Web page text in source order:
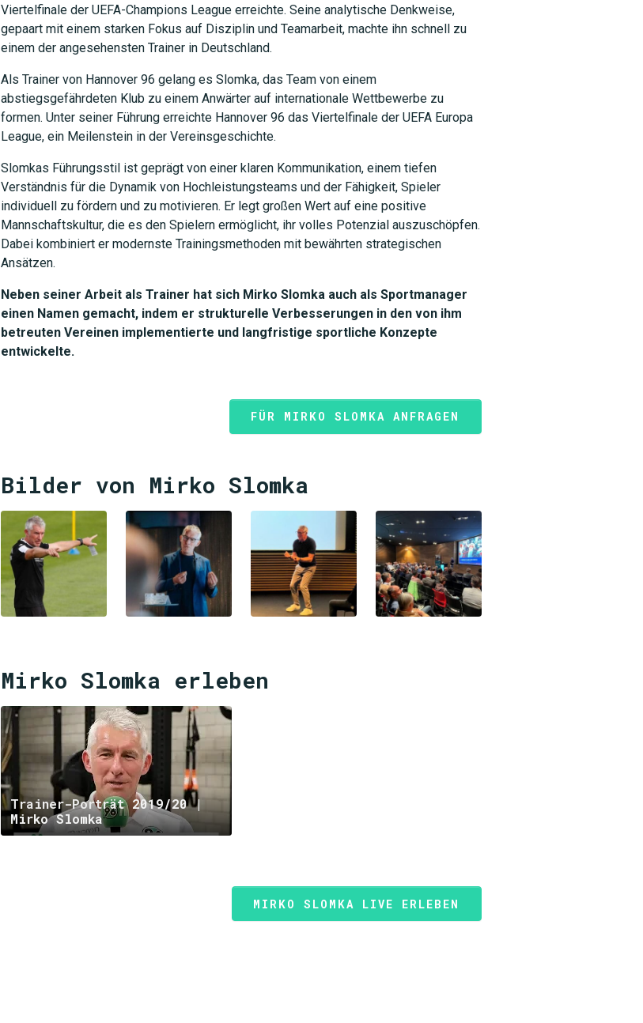
Viertelfinale der UEFA-Champions League erreichte. Seine analytische Denkweise,
gepaart mit einem starken Fokus auf Disziplin und Teamarbeit, machte ihn schnell zu
einem der angesehensten Trainer in Deutschland.
Als Trainer von Hannover 96 gelang es Slomka, das Team von einem
abstiegsgefährdeten Klub zu einem Anwärter auf internationale Wettbewerbe zu
formen. Unter seiner Führung erreichte Hannover 96 das Viertelfinale der UEFA Europa
League, ein Meilenstein in der Vereinsgeschichte.
Slomkas Führungsstil ist geprägt von einer klaren Kommunikation, einem tiefen
Verständnis für die Dynamik von Hochleistungsteams und der Fähigkeit, Spieler
individuell zu fördern und zu motivieren. Er legt großen Wert auf eine positive
Mannschaftskultur, die es den Spielern ermöglicht, ihr volles Potenzial auszuschöpfen.
Dabei kombiniert er modernste Trainingsmethoden mit bewährten strategischen
Ansätzen.
Neben seiner Arbeit als Trainer hat sich Mirko Slomka auch als Sportmanager
einen Namen gemacht, indem er strukturelle Verbesserungen in den von ihm
betreuten Vereinen implementierte und langfristige sportliche Konzepte
entwickelte.
FÜR MIRKO SLOMKA ANFRAGEN
Bilder von Mirko Slomka
Mirko Slomka erleben
Trainer-Porträt 2019/20 |
Mirko Slomka
MIRKO SLOMKA LIVE ERLEBEN